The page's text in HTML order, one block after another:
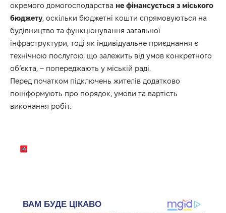
окремого домогосподарства не фінансується з міського
бюджету, оскільки бюджетні кошти спрямовуються на
будівництво та функціонування загальної
інфраструктури, тоді як індивідуальне приєднання є
технічною послугою, що залежить від умов конкретного
об’єкта, – попереджають у міській раді.
Перед початком підключень жителів додатково
поінформують про порядок, умови та вартість
виконання робіт.